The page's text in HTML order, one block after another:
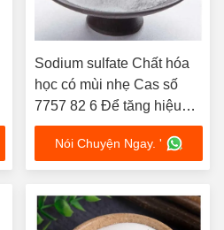
Sodium sulfate Chất hóa
học có mùi nhẹ Cas số
7757 82 6 Để tăng hiệu
quả nhuộm
Nói Chuyện Ngay. '